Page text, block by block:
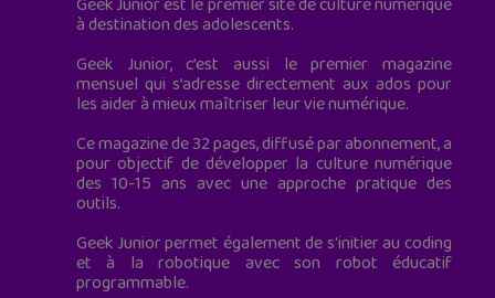
à destination des adolescents.
Geek Junior, c’est aussi le premier magazine
mensuel qui s’adresse directement aux ados pour
les aider à mieux maîtriser leur vie numérique.
Ce magazine de 32 pages, diffusé par abonnement, a
pour objectif de développer la culture numérique
des 10-15 ans avec une approche pratique des
outils.
Geek Junior permet également de s'initier au coding
et à la robotique avec son robot éducatif
programmable.